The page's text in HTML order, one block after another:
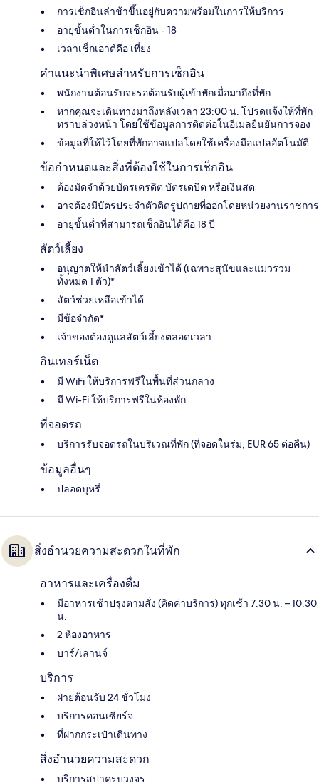
การเช็กอินล่าช้าขึ้นอยู่กับความพร้อมในการให้บริการ
อายุขั้นต่ำในการเช็กอิน - 18
เวลาเช็กเอาต์คือ เที่ยง
คำแนะนำพิเศษสำหรับการเช็กอิน
พนักงานต้อนรับจะรอต้อนรับผู้เข้าพักเมื่อมาถึงที่พัก
หากคุณจะเดินทางมาถึงหลังเวลา 23:00 น. โปรดแจ้งให้ที่พัก
ทราบล่วงหน้า โดยใช้ข้อมูลการติดต่อในอีเมลยืนยันการจอง
ข้อมูลที่ให้ไว้โดยที่พักอาจแปลโดยใช้เครื่องมือแปลอัตโนมัติ
ข้อกำหนดและสิ่งที่ต้องใช้ในการเช็กอิน
ต้องมัดจำด้วยบัตรเครดิต บัตรเดบิต หรือเงินสด
อาจต้องมีบัตรประจำตัวติดรูปถ่ายที่ออกโดยหน่วยงานราชการ
อายุขั้นต่ำที่สามารถเช็กอินได้คือ 18 ปี
สัตว์เลี้ยง
อนุญาตให้นำสัตว์เลี้ยงเข้าได้ (เฉพาะสุนัขและแมวรวม
ทั้งหมด 1 ตัว)*
สัตว์ช่วยเหลือเข้าได้
มีข้อจำกัด*
เจ้าของต้องดูแลสัตว์เลี้ยงตลอดเวลา
อินเทอร์เน็ต
มี WiFi ให้บริการฟรีในพื้นที่ส่วนกลาง
มี Wi-Fi ให้บริการฟรีในห้องพัก
ที่จอดรถ
บริการรับจอดรถในบริเวณที่พัก (ที่จอดในร่ม, EUR 65 ต่อคืน)
ข้อมูลอื่นๆ
ปลอดบุหรี่
สิ่งอำนวยความสะดวกในที่พัก
อาหารและเครื่องดื่ม
มีอาหารเช้าปรุงตามสั่ง (คิดค่าบริการ) ทุกเช้า 7:30 น. – 10:30
น.
2 ห้องอาหาร
บาร์/เลานจ์
บริการ
ฝ่ายต้อนรับ 24 ชั่วโมง
บริการคอนเซียร์จ
ที่ฝากกระเป๋าเดินทาง
สิ่งอำนวยความสะดวก
บริการสปาครบวงจร